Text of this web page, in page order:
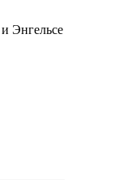
Энгельсе